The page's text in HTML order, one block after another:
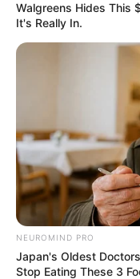
Walgreens Hides This
It's Really In.
NEUROMIND PRO
Japan's Oldest
Stop Eating These 3